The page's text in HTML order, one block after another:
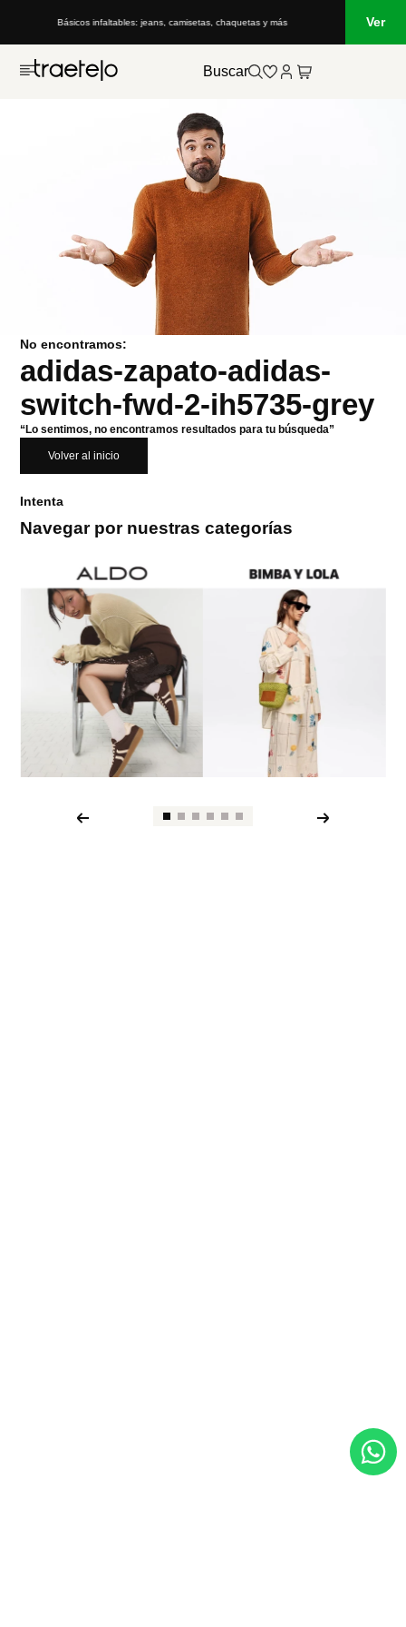
Básicos infaltables: jeans, camisetas, chaquetas y más Ver
Buscar
No encontramos:
adidas-zapato-adidas-
switch-fwd-2-ih5735-grey
“Lo sentimos, no encontramos resultados para tu búsqueda”
Volver al inicio
Intenta
Navegar por nuestras categorías